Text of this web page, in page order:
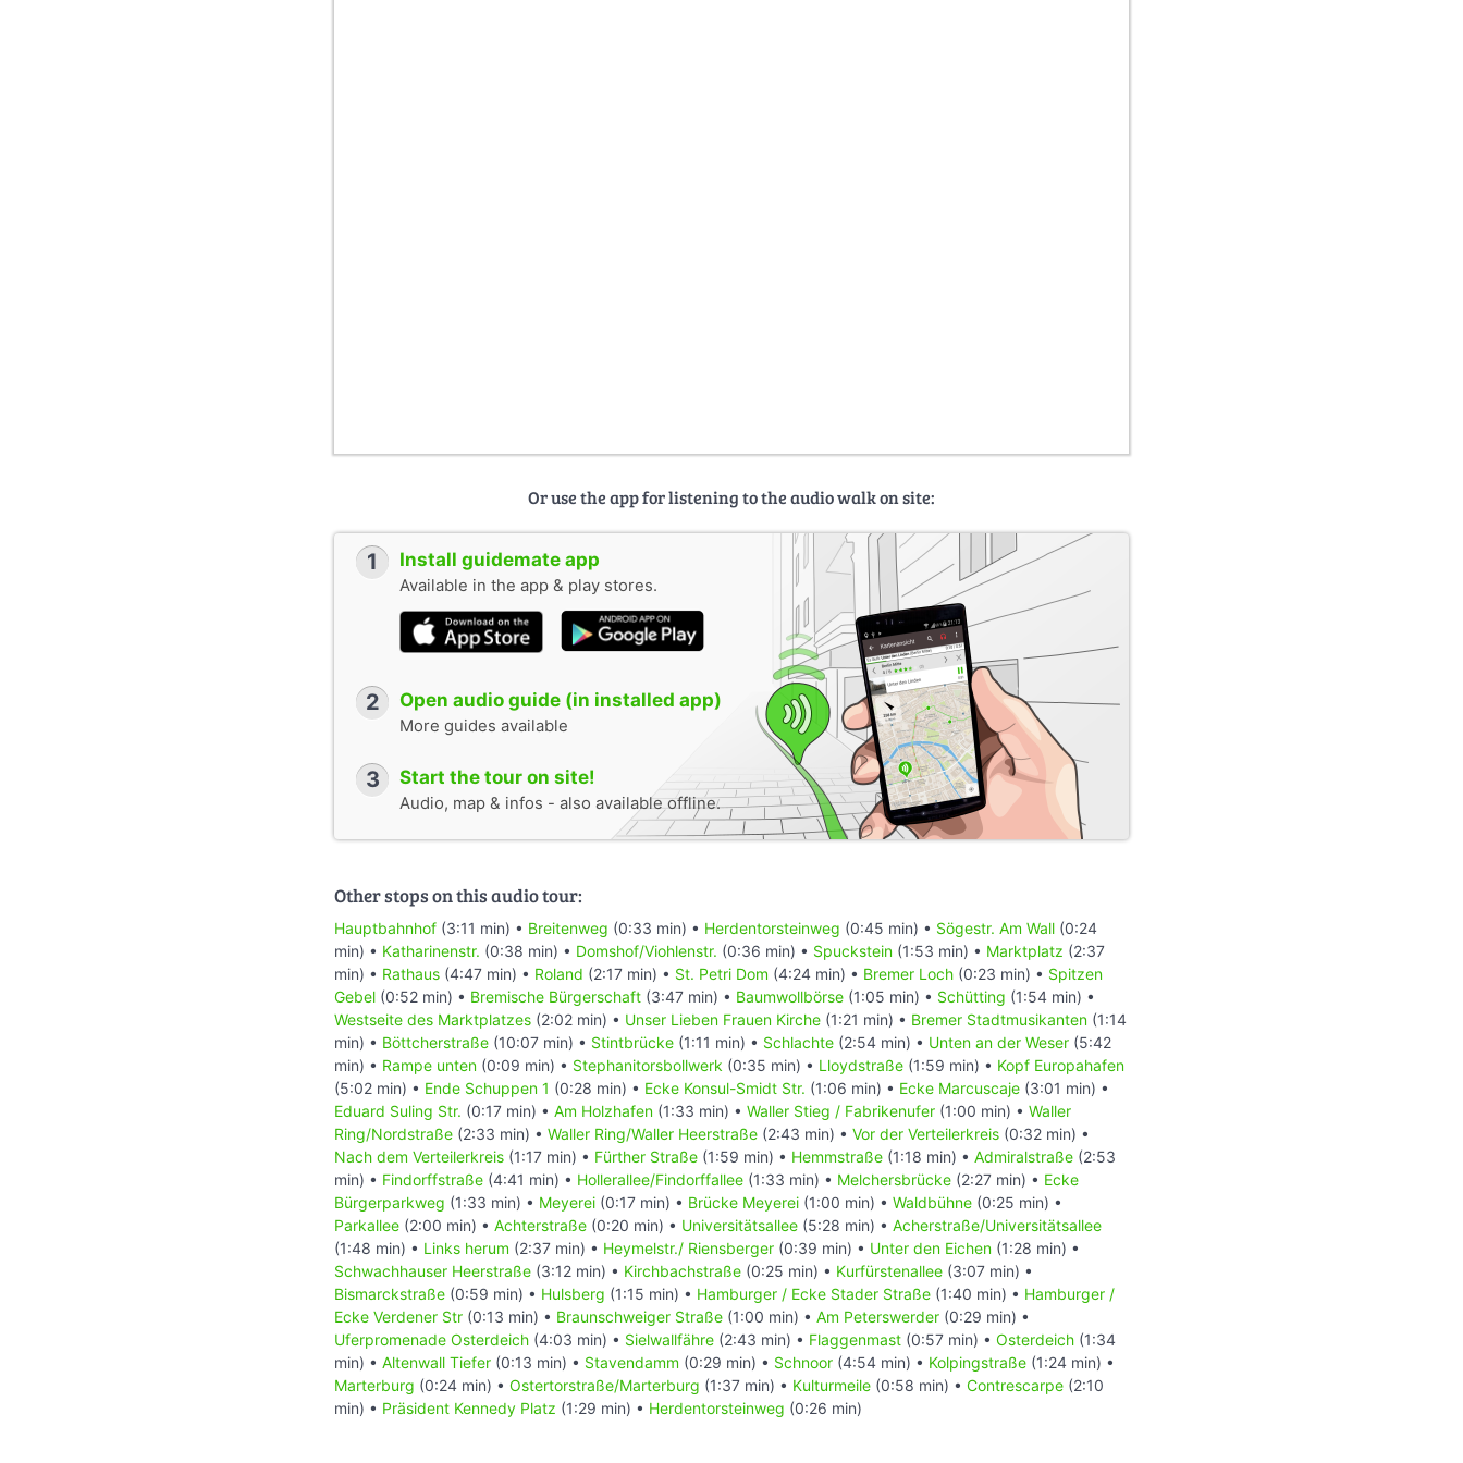
Or use the app for listening to the audio walk on site:
1 Install guidemate app
Available in the app & play stores.
2 Open audio guide (in installed app)
More guides available
3 Start the tour on site!
Audio, map & infos - also available offline.
Other stops on this audio tour:
Hauptbahnhof (3:11 min) • Breitenweg (0:33 min) • Herdentorsteinweg (0:45 min) • Sögestr. Am Wall (0:24
min) • Katharinenstr. (0:38 min) • Domshof/Viohlenstr. (0:36 min) • Spuckstein (1:53 min) • Marktplatz (2:37
min) • Rathaus (4:47 min) • Roland (2:17 min) • St. Petri Dom (4:24 min) • Bremer Loch (0:23 min) • Spitzen
Gebel (0:52 min) • Bremische Bürgerschaft (3:47 min) • Baumwollbörse (1:05 min) • Schütting (1:54 min) •
Westseite des Marktplatzes (2:02 min) • Unser Lieben Frauen Kirche (1:21 min) • Bremer Stadtmusikanten (1:14
min) • Böttcherstraße (10:07 min) • Stintbrücke (1:11 min) • Schlachte (2:54 min) • Unten an der Weser (5:42
min) • Rampe unten (0:09 min) • Stephanitorsbollwerk (0:35 min) • Lloydstraße (1:59 min) • Kopf Europahafen
(5:02 min) • Ende Schuppen 1 (0:28 min) • Ecke Konsul-Smidt Str. (1:06 min) • Ecke Marcuscaje (3:01 min) •
Eduard Suling Str. (0:17 min) • Am Holzhafen (1:33 min) • Waller Stieg / Fabrikenufer (1:00 min) • Waller
Ring/Nordstraße (2:33 min) • Waller Ring/Waller Heerstraße (2:43 min) • Vor der Verteilerkreis (0:32 min) •
Nach dem Verteilerkreis (1:17 min) • Fürther Straße (1:59 min) • Hemmstraße (1:18 min) • Admiralstraße (2:53
min) • Findorffstraße (4:41 min) • Hollerallee/Findorffallee (1:33 min) • Melchersbrücke (2:27 min) • Ecke
Bürgerparkweg (1:33 min) • Meyerei (0:17 min) • Brücke Meyerei (1:00 min) • Waldbühne (0:25 min) •
Parkallee (2:00 min) • Achterstraße (0:20 min) • Universitätsallee (5:28 min) • Acherstraße/Universitätsallee
(1:48 min) • Links herum (2:37 min) • Heymelstr./ Riensberger (0:39 min) • Unter den Eichen (1:28 min) •
Schwachhauser Heerstraße (3:12 min) • Kirchbachstraße (0:25 min) • Kurfürstenallee (3:07 min) •
Bismarckstraße (0:59 min) • Hulsberg (1:15 min) • Hamburger / Ecke Stader Straße (1:40 min) • Hamburger /
Ecke Verdener Str (0:13 min) • Braunschweiger Straße (1:00 min) • Am Peterswerder (0:29 min) •
Uferpromenade Osterdeich (4:03 min) • Sielwallfähre (2:43 min) • Flaggenmast (0:57 min) • Osterdeich (1:34
min) • Altenwall Tiefer (0:13 min) • Stavendamm (0:29 min) • Schnoor (4:54 min) • Kolpingstraße (1:24 min) •
Marterburg (0:24 min) • Ostertorstraße/Marterburg (1:37 min) • Kulturmeile (0:58 min) • Contrescarpe (2:10
min) • Präsident Kennedy Platz (1:29 min) • Herdentorsteinweg (0:26 min)